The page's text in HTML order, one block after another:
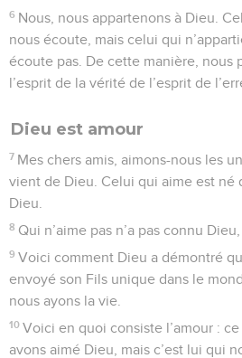
6 Nous, nous appartenons à Dieu.
nous écoute, mais celui qui
écoute pas. De cette manière, nous
l’esprit de la vérité de l’esprit de
Dieu est amour
7 Mes chers amis, aimons-nous les
vient de Dieu. Celui qui aime est né
Dieu.
8 Qui n’aime pas n’a pas connu
9 Voici comment Dieu a démontré
envoyé son Fils unique dans le
nous ayons la vie.
10 Voici en quoi consiste l’amour : ce
avons aimé Dieu, mais c’est lui qui